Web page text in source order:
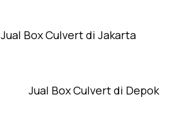
Jual Box Culvert di Jakarta
Jual Box Culvert di Depok